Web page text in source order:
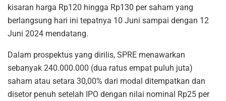
kisaran harga Rp120 hingga Rp130 per saham yang
berlangsung hari ini tepatnya 10 Juni sampai dengan 12
Juni 2024 mendatang.
Dalam prospektus yang dirilis, SPRE menawarkan
sebanyak 240.000.000 (dua ratus empat puluh juta)
saham atau setara 30,00% dari modal ditempatkan dan
disetor penuh setelah IPO dengan nilai nominal Rp25 per